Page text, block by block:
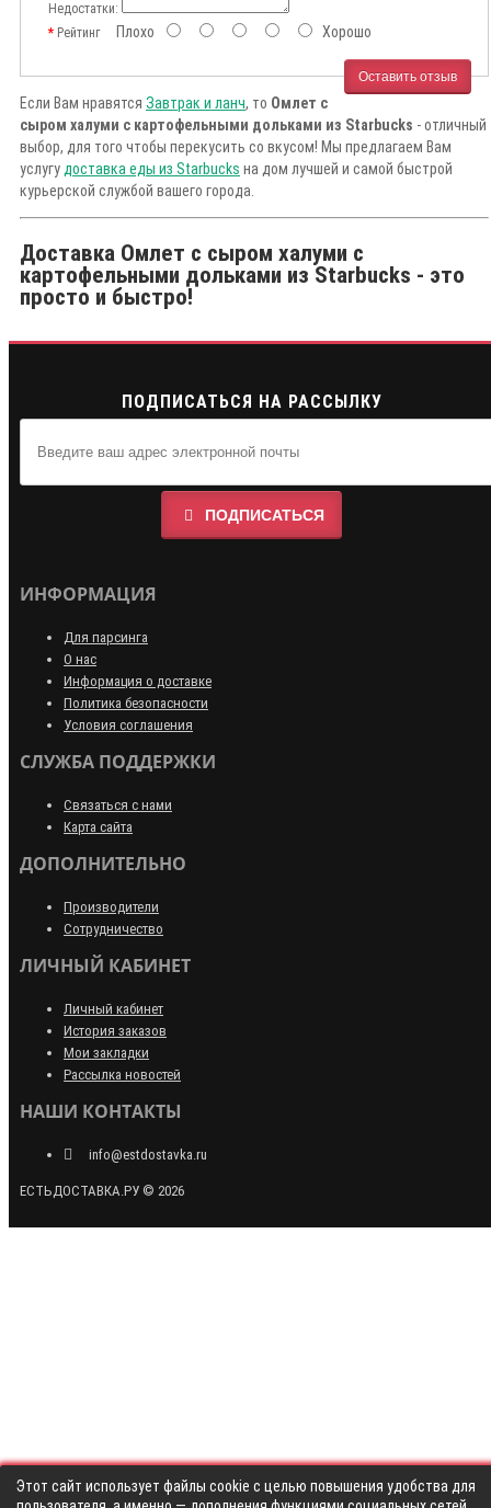
Недостатки:
РейтингПлохо Хорошо
Оставить отзыв
Если Вам нравятся Завтрак и ланч, то Омлет с
сыром халуми с картофельными дольками из Starbucks - отличный
выбор, для того чтобы перекусить со вкусом! Мы предлагаем Вам
услугу доставка еды из Starbucks на дом лучшей и самой быстрой
курьерской службой вашего города.
Доставка Омлет с сыром халуми с
картофельными дольками из Starbucks - это
просто и быстро!
ПОДПИСАТЬСЯ НА РАССЫЛКУ
ПОДПИСАТЬСЯ
ИНФОРМАЦИЯ
Для парсинга
О нас
Информация о доставке
Политика безопасности
Условия соглашения
СЛУЖБА ПОДДЕРЖКИ
Связаться с нами
Карта сайта
ДОПОЛНИТЕЛЬНО
Производители
Сотрудничество
ЛИЧНЫЙ КАБИНЕТ
Личный кабинет
История заказов
Мои закладки
Рассылка новостей
НАШИ КОНТАКТЫ
info@estdostavka.ru
ЕСТЬДОСТАВКА.РУ © 2026
Этот сайт использует файлы cookie с целью повышения удобства для